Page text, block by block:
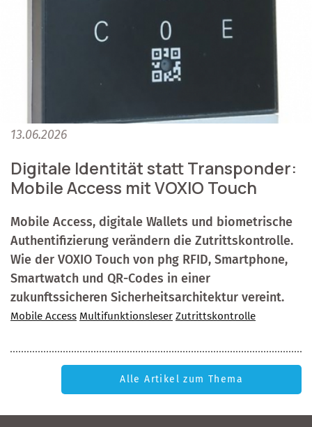
13.06.2026
Digitale Identität statt Transponder:
Mobile Access mit VOXIO Touch
Mobile Access, digitale Wallets und biometrische
Authentifizierung verändern die Zutrittskontrolle.
Wie der VOXIO Touch von phg RFID, Smartphone,
Smartwatch und QR-Codes in einer
zukunftssicheren Sicherheitsarchitektur vereint.
Mobile Access Multifunktionsleser Zutrittskontrolle
Alle Artikel zum Thema